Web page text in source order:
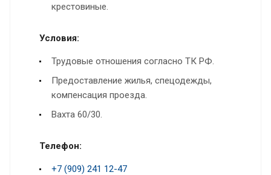
крестовиные.
Условия:
Трудовые отношения согласно ТК РФ.
Предоставление жилья, спецодежды,
компенсация проезда.
Вахта 60/30.
Телефон:
+7 (909) 241 12-47